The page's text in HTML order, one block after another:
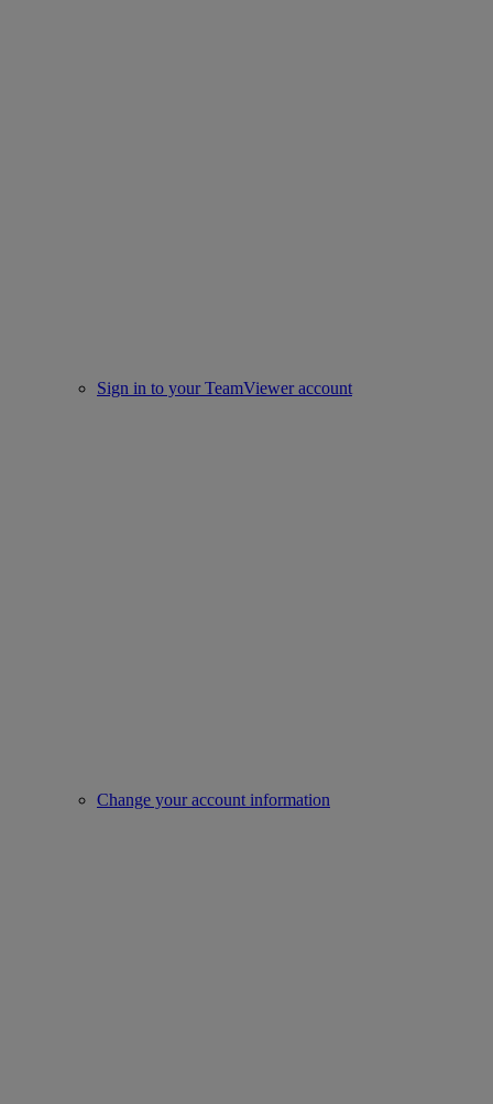
Sign in to your TeamViewer account
Change your account information